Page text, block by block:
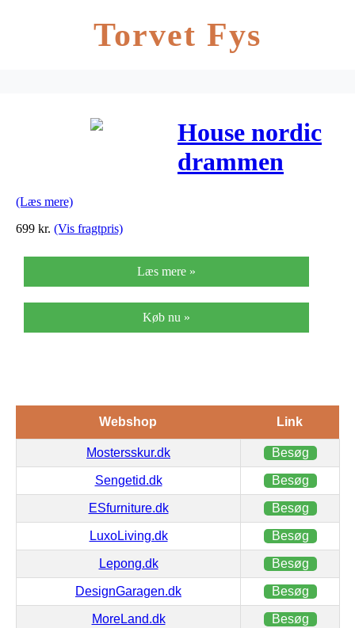
Torvet Fys
House nordic
drammen
(Læs mere)
699 kr. (Vis fragtpris)
Læs mere »
Køb nu »
Webshop Link
Mostersskur.dk Besøg
Sengetid.dk Besøg
ESfurniture.dk Besøg
LuxoLiving.dk Besøg
Lepong.dk Besøg
DesignGaragen.dk Besøg
MoreLand.dk Besøg